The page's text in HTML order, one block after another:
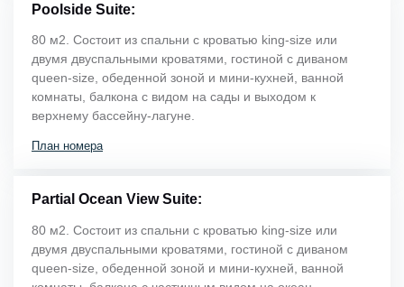
Poolside Suite:
80 м2. Состоит из спальни с кроватью king-size или
двумя двуспальными кроватями, гостиной с диваном
queen-size, обеденной зоной и мини-кухней, ванной
комнаты, балкона с видом на сады и выходом к
верхнему бассейну-лагуне.
План номера
Partial Ocean View Suite:
80 м2. Состоит из спальни с кроватью king-size или
двумя двуспальными кроватями, гостиной с диваном
queen-size, обеденной зоной и мини-кухней, ванной